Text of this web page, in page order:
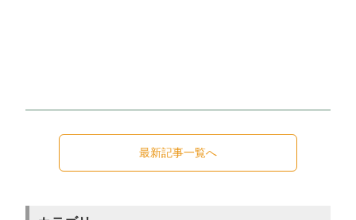
最新記事一覧へ